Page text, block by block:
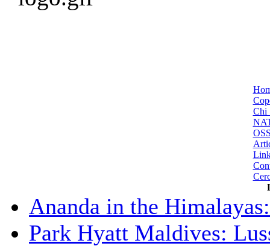
Chi
Ananda in the
Park Hyatt Maldives: